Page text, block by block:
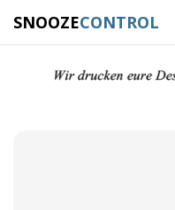
SNOOZECONTROL